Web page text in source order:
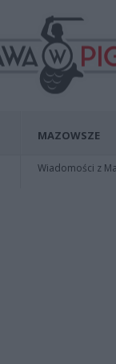
MAZOWSZE
Wiadomości z